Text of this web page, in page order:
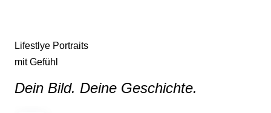
Lifestlye Portraits
mit Gefühl
Dein Bild. Deine Geschichte.